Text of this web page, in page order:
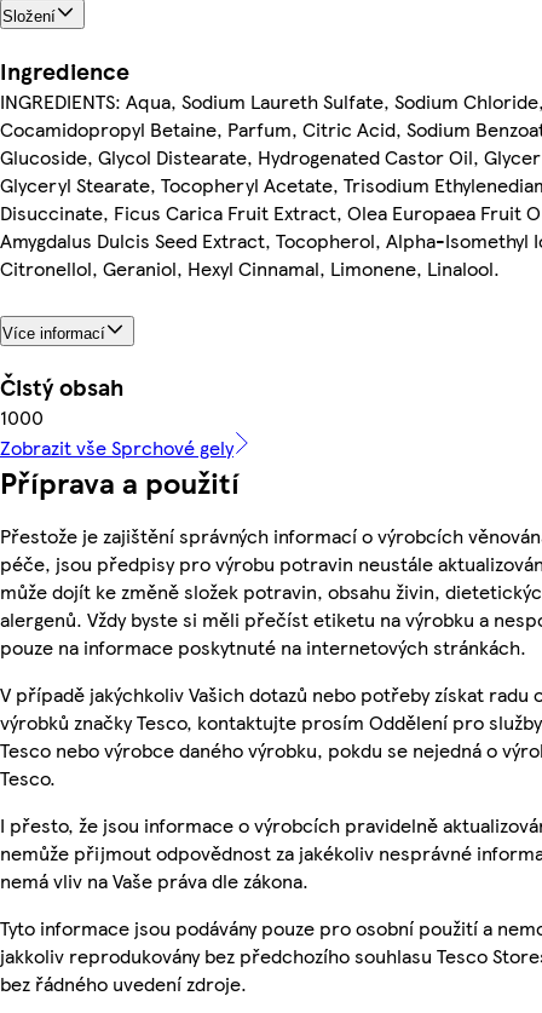
Složení
Ingredience
INGREDIENTS: Aqua, Sodium Laureth Sulfate, Sodium
Cocamidopropyl Betaine, Parfum, Citric Acid, Sodium
Glucoside, Glycol Distearate, Hydrogenated Castor Oil,
Glyceryl Stearate, Tocopheryl Acetate, Trisodium
Disuccinate, Ficus Carica Fruit Extract, Olea Europaea Fruit
Amygdalus Dulcis Seed Extract, Tocopherol, Alpha-Isomethyl
Citronellol, Geraniol, Hexyl Cinnamal, Limonene, Linalool.
Více informací
Čistý obsah
1000
Zobrazit vše Sprchové gely
Příprava a použití
Přestože je zajištění správných informací o výrobcích
péče, jsou předpisy pro výrobu potravin neustále
může dojít ke změně složek potravin, obsahu živin,
alergenů. Vždy byste si měli přečíst etiketu na výrobku a
pouze na informace poskytnuté na internetových stránkách.
V případě jakýchkoliv Vašich dotazů nebo potřeby získat radu
výrobků značky Tesco, kontaktujte prosím Oddělení pro
Tesco nebo výrobce daného výrobku, pokdu se nejedná o
Tesco.
I přesto, že jsou informace o výrobcích pravidelně
nemůže přijmout odpovědnost za jakékoliv nesprávné
nemá vliv na Vaše práva dle zákona.
Tyto informace jsou podávány pouze pro osobní použití a
jakkoliv reprodukovány bez předchozího souhlasu Tesco
bez řádného uvedení zdroje.